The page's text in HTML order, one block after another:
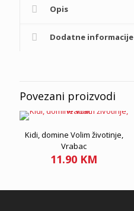
Vrabac
Opis
Dodatne informacije
Povezani proizvodi
Kidi, domine Volim životinje,
Vrabac
11.90 KM